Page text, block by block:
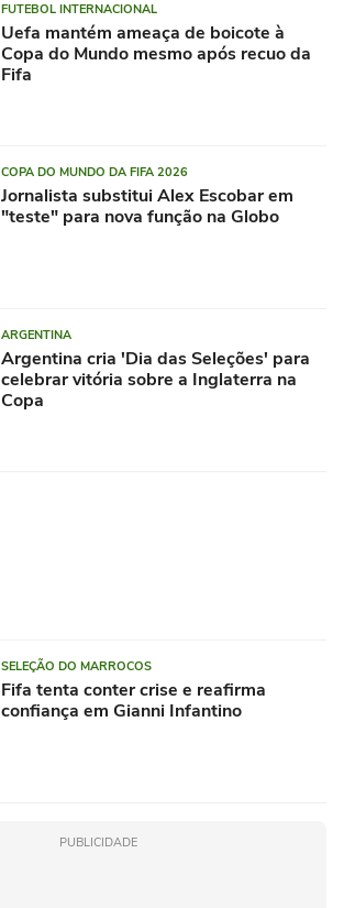
FUTEBOL INTERNACIONAL
Uefa mantém ameaça de boicote à
Copa do Mundo mesmo após recuo da
Fifa
COPA DO MUNDO DA FIFA 2026
Jornalista substitui Alex Escobar em
"teste" para nova função na Globo
ARGENTINA
Argentina cria 'Dia das Seleções' para
celebrar vitória sobre a Inglaterra na
Copa
SELEÇÃO DO MARROCOS
Fifa tenta conter crise e reafirma
confiança em Gianni Infantino
PUBLICIDADE